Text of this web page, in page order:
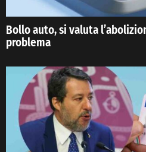
Bollo auto, si valuta
problema